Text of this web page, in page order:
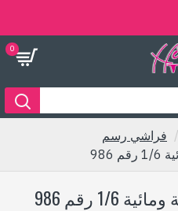
0
فراشي رسم
رقم 986